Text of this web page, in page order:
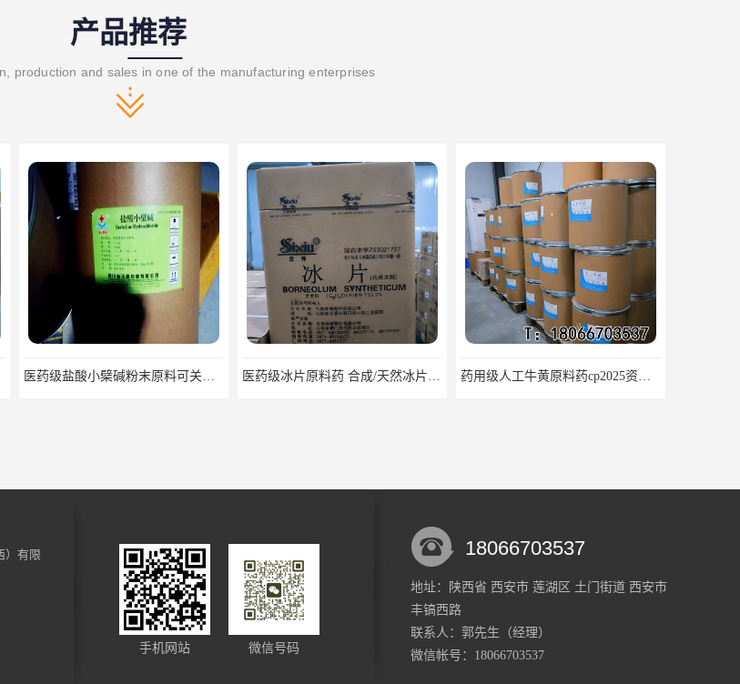
产品推荐
production and sales in one of the manufacturing enterprises
医药级盐酸小檗碱粉末原料可关联审评 医药级冰片原料药 合成/天然冰片药典标准原料 药用级人工牛黄原料药cp2025资质齐全
医药用级枸橼酸钾CP20药典标准品种多 有 质量好 含量高
）有限
手机网站 微信号码
18066703537
地址：陕西省 西安市 莲湖区 土门街道 西安市
丰镐西路
联系人：郭先生 （经理）
微信帐号：18066703537